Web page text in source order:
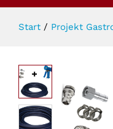
CNS – Möbel – by
Austria
Start / Projekt